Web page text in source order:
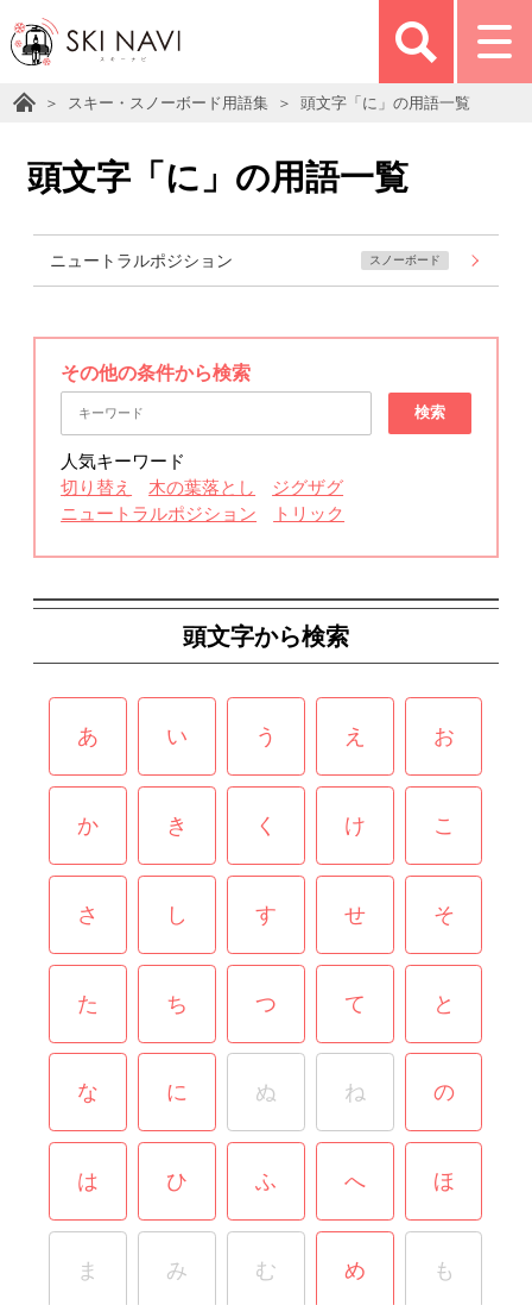
スキー・スノーボード用語集 頭文字「に」の用語一覧
頭文字「に」の用語一覧
ニュートラルポジション スノーボード
その他の条件から検索
検索
人気キーワード
切り替え
木の葉落とし
ジグザグ
ニュートラルポジション
トリック
頭文字から検索
あ い う え お
か き く け こ
さ し す せ そ
た ち つ て と
な に ぬ ね の
は ひ ふ へ ほ
ま み む め も